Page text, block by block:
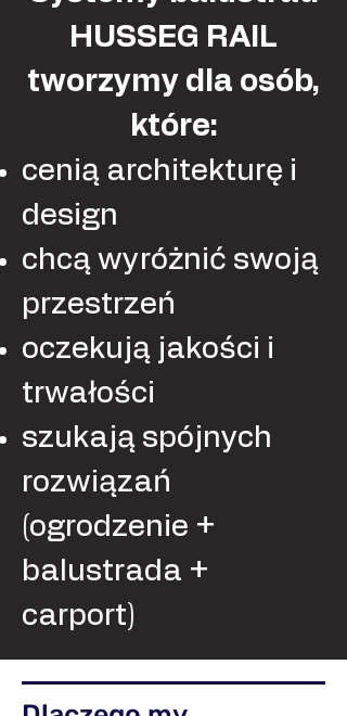
HUSSEG RAIL
tworzymy dla osób,
które:
cenią architekturę i
design
chcą wyróżnić swoją
przestrzeń
oczekują jakości i
trwałości
szukają spójnych
rozwiązań
(ogrodzenie +
balustrada +
carport)